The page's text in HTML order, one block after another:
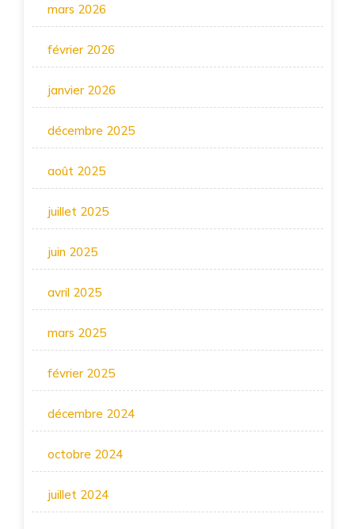
mars 2026
février 2026
janvier 2026
décembre 2025
août 2025
juillet 2025
juin 2025
avril 2025
mars 2025
février 2025
décembre 2024
octobre 2024
juillet 2024